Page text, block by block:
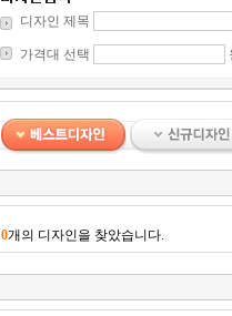
디자인 제목
가격대 선택
0개의 디자인을 찾았습니다.